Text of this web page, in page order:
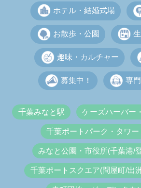
ホテル・結婚式場
お散歩・公園
趣味・カルチャー
募集中！ 専
千葉みなと駅 ケーズハーバー
千葉ポートパーク・タワー
みなと公園・市役所(千葉港/
千葉ポートスクエア(問屋町/出